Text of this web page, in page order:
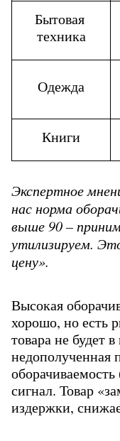
Бытовая
техника
Одежда
Книги
Экспертное
нас норма
выше 90 –
утилизируем.
цену».
Высокая
хорошо, но есть
товара не будет
недополученная
сигнал. Товар
издержки,